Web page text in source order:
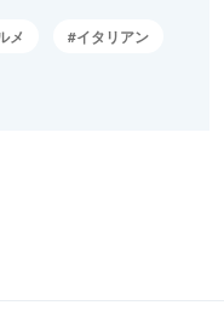
メ イタリアン